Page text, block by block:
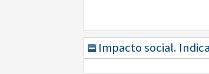
Impacto social.